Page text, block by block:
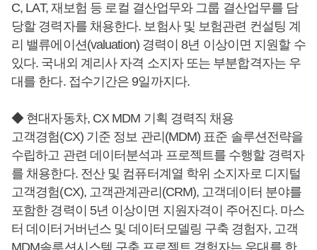
C, LAT, 재보험 등 로컬 결산업무와 그룹 결산업무를 담
당할 경력자를 채용한다. 보험사 및 보험관련 컨설팅 계
리 밸류에이션(valuation) 경력이 8년 이상이면 지원할 수
있다. 국내외 계리사 자격 소지자 또는 부분합격자는 우
대를 한다. 접수기간은 9일까지다.
◆ 현대자동차, CX MDM 기획 경력직 채용
고객경험(CX) 기준 정보 관리(MDM) 표준 솔루션전략을
수립하고 관련 데이터분석과 프로젝트를 수행할 경력자
를 채용한다. 전산 및 컴퓨터계열 학위 소지자로 디지털
고객경험(CX), 고객관계관리(CRM), 고객데이터 분야를
포함한 경력이 5년 이상이면 지원자격이 주어진다. 마스
터 데이터거버넌스 및 데이터모델링 구축 경험자, 고객